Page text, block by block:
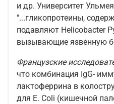
и др. Университет
"...гликопротеины,
подавляют Helicobacter
вызывающие язвенную
Французские
что комбинация IgG-
лактоферрина в
для Е. Coli (кишечной